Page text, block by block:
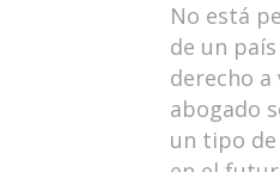
No está
de un
derecho a
abogado
un tipo de